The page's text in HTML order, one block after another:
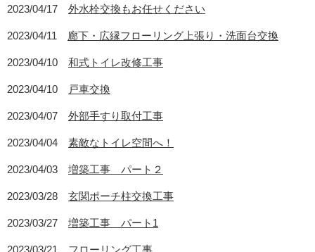
2023/04/17 外水栓交換もお任せください
2023/04/11 廊下・広縁フローリング上張り・洗面台交換
2023/04/10 和式トイレ改修工事
2023/04/10 戸車交換
2023/04/07 外部手すり取付工事
2023/04/04 素敵なトイレ空間へ！
2023/04/03 増築工事 パート２
2023/03/28 玄関ポーチ柱交換工事
2023/03/27 増築工事 パート1
2023/03/21 フローリング工事